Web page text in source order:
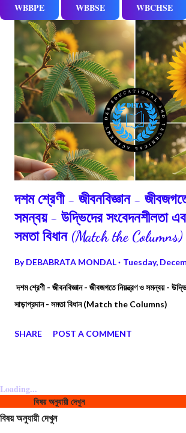
WBBPE WBBSE WBCHSE
দশম শ্রেণী - জীবনবিজ্ঞান -
সমন্বয় - উদ্ভিদের সংবেদনশীলতা
সমতা বিধান (Match the Columns)
ByDEBABRATA MONDAL Tuesday,
দশম শ্রেণী - জীবনবিজ্ঞান - জীবজগতে নিয়ন্ত্রণ ও সমন্বয় -
সাড়াপ্রদান - সমতা বিধান (Match the Columns)
SHARE POST A COMMENT
Loading...
বিষয় অনুযায়ী দেখুন
বিষয় অনুযায়ী দেখুন